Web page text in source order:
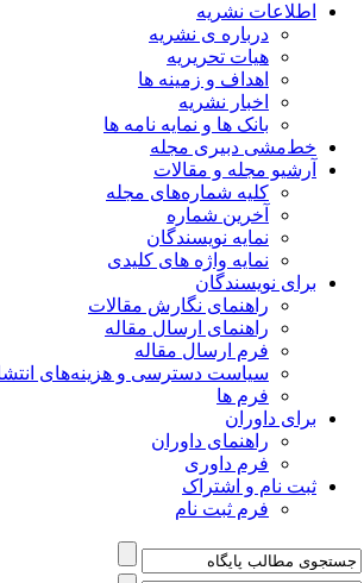
اطلاعات نشریه
درباره ی نشریه
هیات تحریریه
اهداف و زمینه ها
اخبار نشریه
بانک ها و نمایه نامه ها
خط‌مشی دبیری مجله
آرشیو مجله و مقالات
کلیه شماره‌های مجله
آخرین شماره
نمایه نویسندگان
نمایه واژه های کلیدی
برای نویسندگان
راهنمای نگارش مقالات
راهنمای ارسال مقاله
فرم ارسال مقاله
سیاست دسترسی و هزینه‌های انتشار
فرم ها
برای داوران
راهنمای داوران
فرم داوری
ثبت نام و اشتراک
فرم ثبت نام